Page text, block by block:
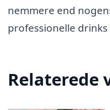
nemmere end
professionelle
Relaterede